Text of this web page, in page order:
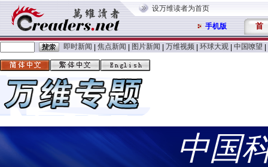
设万维读者为首页
手机版 首
即时新闻 焦点新闻 图片新闻 万维视频 环球大观 中国嘹望
中国